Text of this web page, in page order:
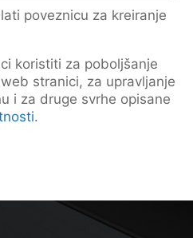
poveznicu za kreiranje
koristiti za poboljšanje
stranici, za upravljanje
i za druge svrhe opisane
.